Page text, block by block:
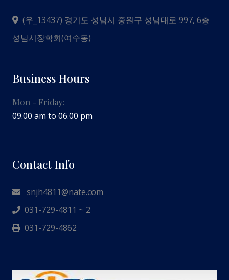
(우_13437) 경기도 성남시 중원구 성남대로 997, 6층
성남시장학회(여수동)
Business Hours
Mon - Friday:
09.00 am to 06.00 pm
Contact Info
snjh4811@nate.com
031-729-4811 ~ 2
031-729-4862